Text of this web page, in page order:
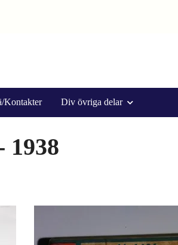
Kontakter Div övriga delar
1938